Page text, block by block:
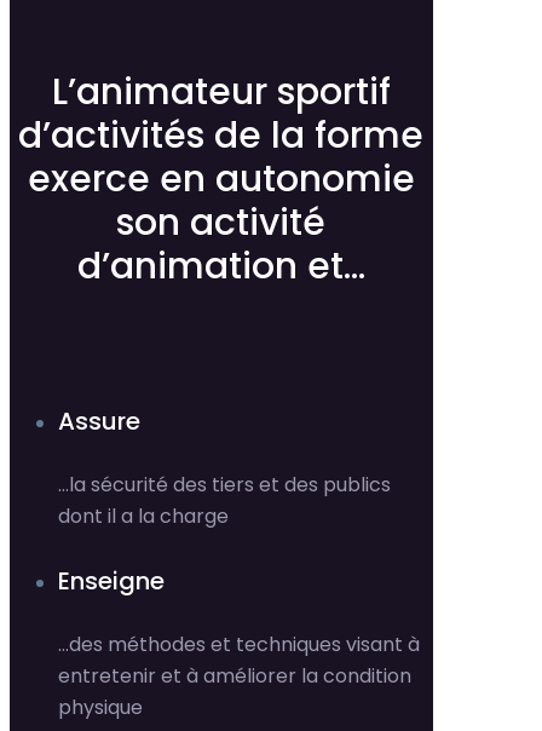
L’animateur sportif
d’activités de la forme
exerce en autonomie
son activité
d’animation et...
Assure
…la sécurité des tiers et des publics
dont il a la charge
Enseigne
…des méthodes et techniques visant à
entretenir et à améliorer la condition
physique